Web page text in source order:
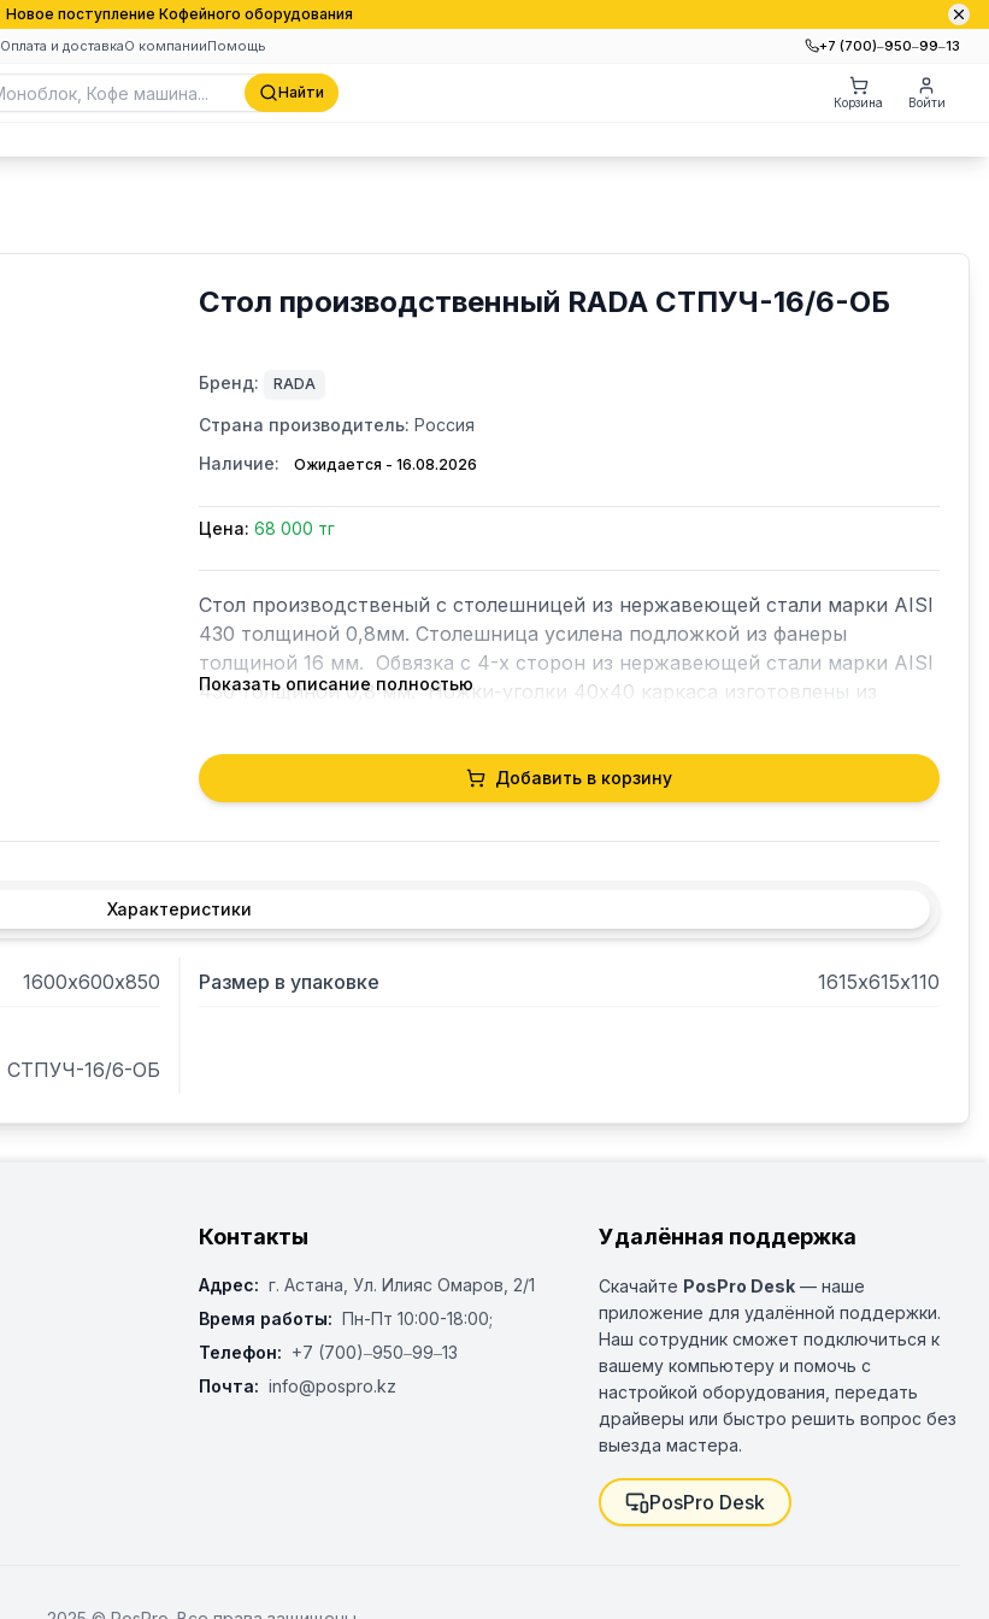
Новое поступление Кофейного оборудования
Оплата и доставкаО компанииПомощь +7 (700)‒950‒99‒13
Найти
Корзина Войти
Стол производственный RADA СТПУЧ-16/6-ОБ
Бренд: RADA
Страна производитель: Россия
Наличие:
Ожидается - 16.08.2026
Цена: 68 000 тг
Стол производственый с столешницей из нержавеющей стали марки AISI
430 толщиной 0,8мм. Столешница усилена подложкой из фанеры
толщиной 16 мм.  Обвязка с 4-х сторон из нержавеющей стали марки AISI
430 толщиной 0,8 мм.  Ножки-уголки 40х40 каркаса изготовлены из
У производственного стола имеется съёмный борт из нержавеющей
стали марки AISI 430 толщиной 0,8мм. Нагрузка на все изделие
равнораспределенная 250 кг. В упакованном виде изделие имеет
габариты 1615х615х110 мм. Вес  изделия 42 кг.
Показать описание полностью
Добавить в корзину
Характеристики
1600х600х850 Размер в упаковке 1615х615х110
СТПУЧ-16/6-ОБ
Контакты
Адрес: г. Астана, ​Ул. Илияс Омаров, 2/1
Время работы: Пн-Пт 10:00-18:00;
Телефон: +7 (700)‒950‒99‒13
Почта: info@pospro.kz
Удалённая поддержка
Скачайте PosPro Desk — наше
приложение для удалённой поддержки.
Наш сотрудник сможет подключиться к
вашему компьютеру и помочь с
настройкой оборудования, передать
драйверы или быстро решить вопрос без
выезда мастера.
PosPro Desk